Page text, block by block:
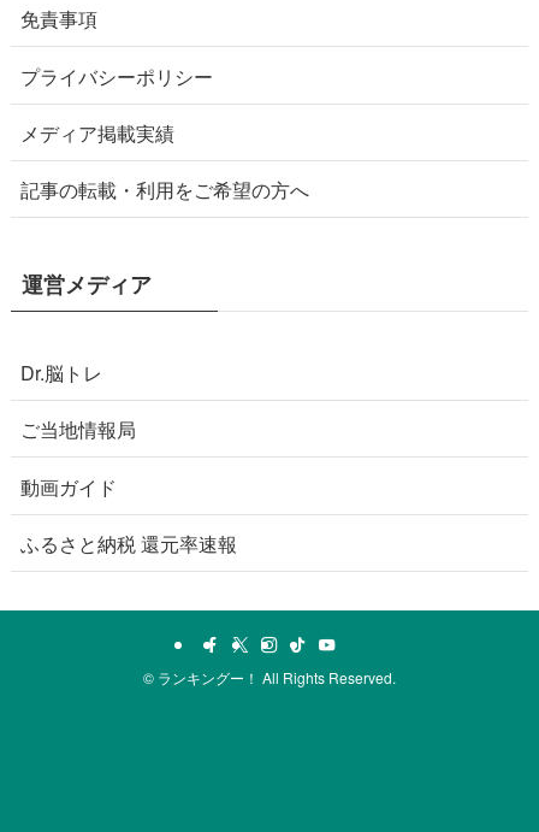
免責事項
プライバシーポリシー
メディア掲載実績
記事の転載・利用をご希望の方へ
運営メディア
Dr.脳トレ
ご当地情報局
動画ガイド
ふるさと納税 還元率速報
© ランキングー！ All Rights Reserved.